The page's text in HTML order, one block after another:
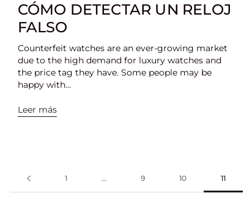
CÓMO DETECTAR UN RELOJ
FALSO
Counterfeit watches are an ever-growing market
due to the high demand for luxury watches and
the price tag they have. Some people may be
happy with...
Leer más
1 … 9 10 11